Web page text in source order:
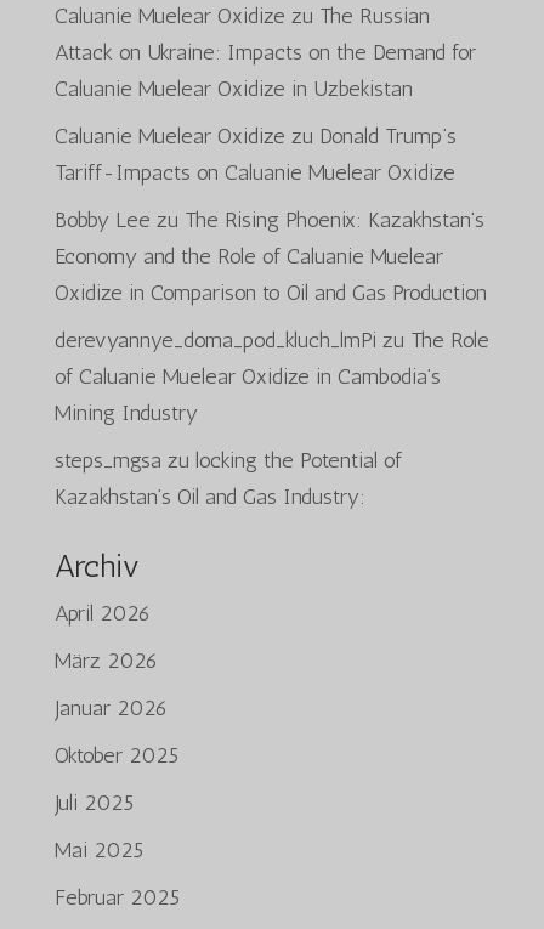
Caluanie Muelear Oxidize zu The Russian
Attack on Ukraine: Impacts on the Demand for
Caluanie Muelear Oxidize in Uzbekistan
Caluanie Muelear Oxidize zu Donald Trump’s
Tariff-Impacts on Caluanie Muelear Oxidize
Bobby Lee zu The Rising Phoenix: Kazakhstan’s
Economy and the Role of Caluanie Muelear
Oxidize in Comparison to Oil and Gas Production
derevyannye_doma_pod_kluch_lmPi zu The Role
of Caluanie Muelear Oxidize in Cambodia’s
Mining Industry
steps_mgsa zu locking the Potential of
Kazakhstan’s Oil and Gas Industry:
Archiv
April 2026
März 2026
Januar 2026
Oktober 2025
Juli 2025
Mai 2025
Februar 2025